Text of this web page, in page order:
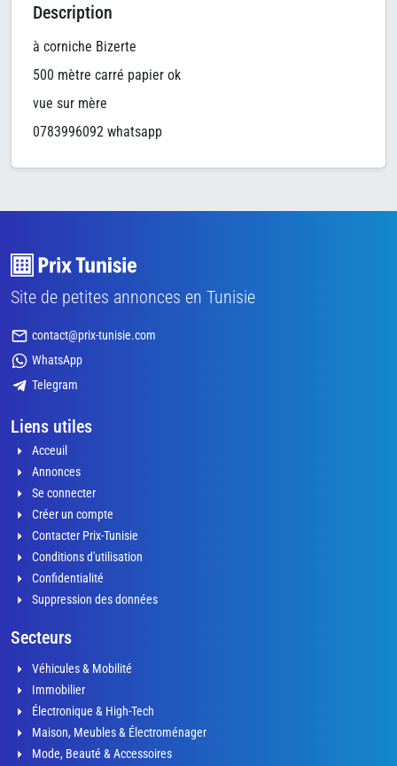
Description
à corniche Bizerte
500 mètre carré papier ok
vue sur mère
0783996092 whatsapp
Site de petites annonces en Tunisie
contact@prix-tunisie.com
WhatsApp
Telegram
Liens utiles
Acceuil
Annonces
Se connecter
Créer un compte
Contacter Prix-Tunisie
Conditions d'utilisation
Confidentialité
Suppression des données
Secteurs
Véhicules & Mobilité
Immobilier
Électronique & High-Tech
Maison, Meubles & Électroménager
Mode, Beauté & Accessoires